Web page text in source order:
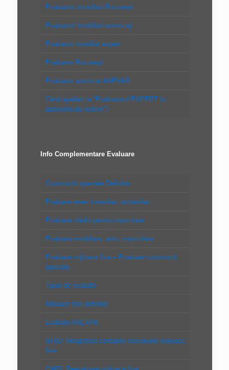
Evaluatori imobiliari Bucureşti
Evaluatori imobiliari autorizaţi
Evaluator imobiliar expert
Evaluator Bucureşti
Evaluator autorizat ANEVAR
Când apelăm la “Evaluatorul EXPERT în
autovehicule rutiere”?
Info Complementare Evaluare
Constructii speciale Definitie
Evaluare teren intravilan, extravilan
Evaluare clădiri pentru impozitare
Evaluare imobiliara, auto, impozitare
Evaluare mijloace fixe – Evaluare constructii
speciale
Tipuri de evaluări
Mijloace fixe definitie
Evaluări ANEVAR
GHID: Inregistrari contabile reevaluare mijloace
fixe